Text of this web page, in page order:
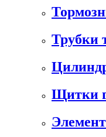
Трубки
Щитки